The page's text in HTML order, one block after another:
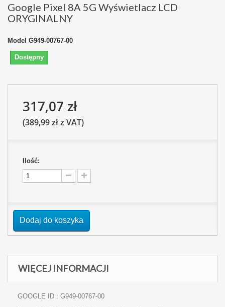
Google Pixel 8A 5G Wyświetlacz LCD
ORYGINALNY
Model G949-00767-00
Dostępny
317,07 zł
(389,99 zł z VAT)
Ilość:
Dodaj do koszyka
WIĘCEJ INFORMACJI
GOOGLE ID : G949-00767-00